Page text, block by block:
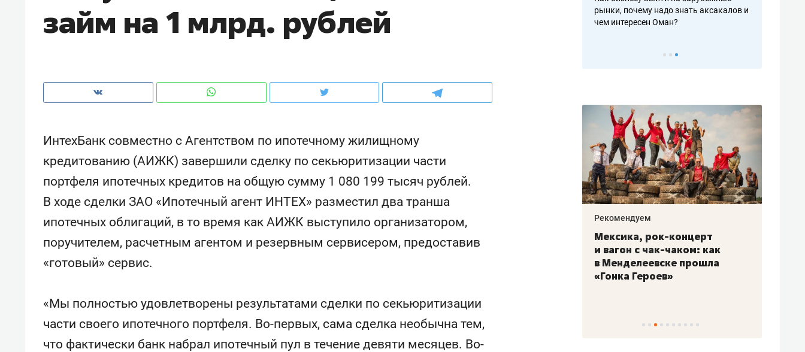
займ на 1 млрд. рублей
ИнтехБанк совместно с Агентством по ипотечному жилищному
кредитованию (АИЖК) завершили сделку по секьюритизации части
портфеля ипотечных кредитов на общую сумму 1 080 199 тысяч рублей.
В ходе сделки ЗАО «Ипотечный агент ИНТЕХ» разместил два транша
ипотечных облигаций, в то время как АИЖК выступило организатором,
поручителем, расчетным агентом и резервным сервисером, предоставив
«готовый» сервис.
«Мы полностью удовлетворены результатами сделки по секьюритизации
части своего ипотечного портфеля. Во-первых, сама сделка необычна тем,
что фактически банк набрал ипотечный пул в течение девяти месяцев. Во-
рынки, почему надо знать аксакалов и
чем интересен Оман?
о трехкратном росте цен, дотошных
клиентах и чудных запросах мастеров
рынки, почему надо знать аксакалов и
чем интересен Оман?
Рекомендуем
создают оазис жилого
комфорта под Казанью
Рекомендуем
ID вместо ключа: какой будет
Рекомендуем
природе, работа
Рекомендуем
Мексика, рок-концерт
и вагон с чак-чаком: как
в Менделеевске прошла
«Гонка Героев»